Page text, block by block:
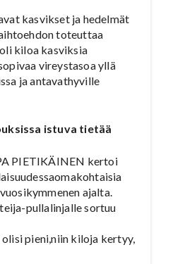
kasvikset ja hedelmät
toteuttaa
kiloa kasviksia
vireystasoa yllä
ja antavathyville
istuva tietää
PIETIKÄINEN kertoi
ajalta.
pullalinjalle sortuu
pieni,niin kiloja kertyy,